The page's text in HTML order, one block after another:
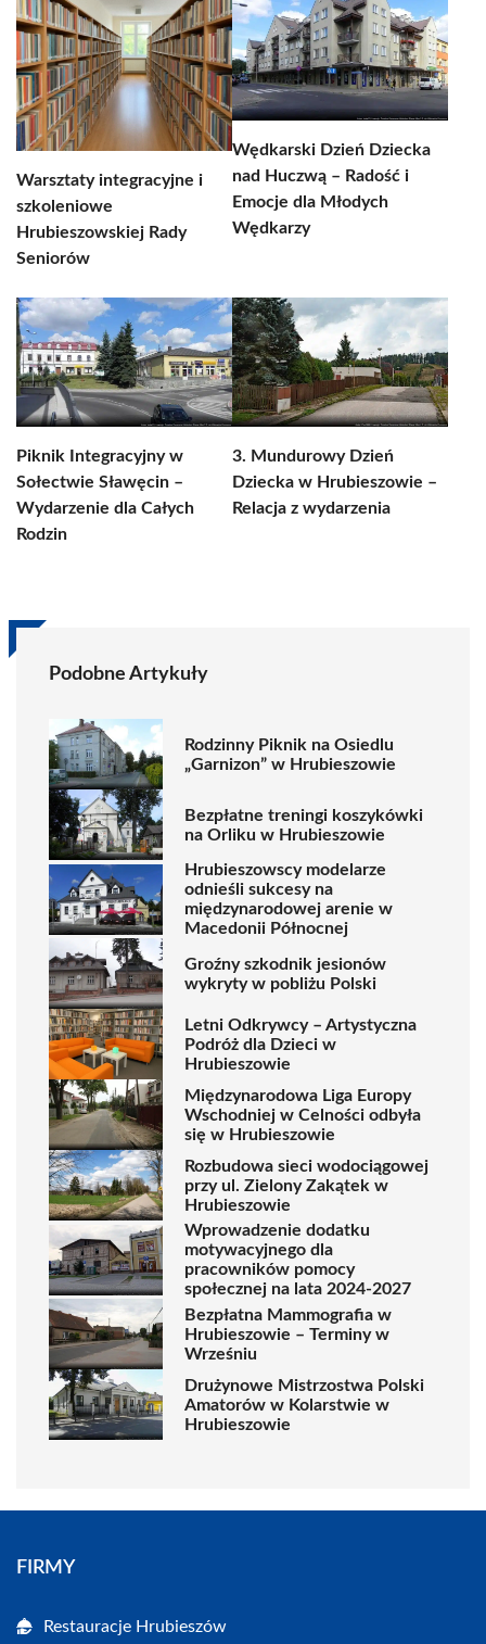
Warsztaty integracyjne i
szkoleniowe
Hrubieszowskiej Rady
Seniorów
Wędkarski Dzień Dziecka
nad Huczwą – Radość i
Emocje dla Młodych
Wędkarzy
Piknik Integracyjny w
Sołectwie Sławęcin –
Wydarzenie dla Całych
Rodzin
3. Mundurowy Dzień
Dziecka w Hrubieszowie –
Relacja z wydarzenia
Podobne Artykuły
Rodzinny Piknik na Osiedlu
„Garnizon” w Hrubieszowie
Bezpłatne treningi koszykówki
na Orliku w Hrubieszowie
Hrubieszowscy modelarze
odnieśli sukcesy na
międzynarodowej arenie w
Macedonii Północnej
Groźny szkodnik jesionów
wykryty w pobliżu Polski
Letni Odkrywcy – Artystyczna
Podróż dla Dzieci w
Hrubieszowie
Międzynarodowa Liga Europy
Wschodniej w Celności odbyła
się w Hrubieszowie
Rozbudowa sieci wodociągowej
przy ul. Zielony Zakątek w
Hrubieszowie
Wprowadzenie dodatku
motywacyjnego dla
pracowników pomocy
społecznej na lata 2024-2027
Bezpłatna Mammografia w
Hrubieszowie – Terminy w
Wrześniu
Drużynowe Mistrzostwa Polski
Amatorów w Kolarstwie w
Hrubieszowie
FIRMY
Restauracje Hrubieszów